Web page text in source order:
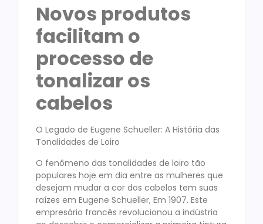
Novos produtos
facilitam o
processo de
tonalizar os
cabelos
O Legado de Eugene Schueller: A História das
Tonalidades de Loiro
O fenômeno das tonalidades de loiro tão
populares hoje em dia entre as mulheres que
desejam mudar a cor dos cabelos tem suas
raízes em Eugene Schueller, Em 1907. Este
empresário francês revolucionou a indústria